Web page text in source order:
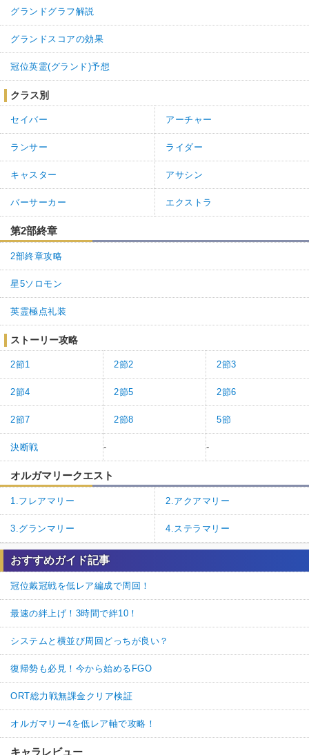
グランドグラフ解説
グランドスコアの効果
冠位英霊(グランド)予想
クラス別
セイバー アーチャー
ランサー ライダー
キャスター アサシン
バーサーカー エクストラ
第2部終章
2部終章攻略
星5ソロモン
英霊極点礼装
ストーリー攻略
2節1 2節2 2節3
2節4 2節5 2節6
2節7 2節8 5節
決断戦 - -
オルガマリークエスト
1.フレアマリー 2.アクアマリー
3.グランマリー 4.ステラマリー
おすすめガイド記事
冠位戴冠戦を低レア編成で周回！
最速の絆上げ！3時間で絆10！
システムと横並び周回どっちが良い？
復帰勢も必見！今から始めるFGO
ORT総力戦無課金クリア検証
オルガマリー4を低レア軸で攻略！
キャラレビュー